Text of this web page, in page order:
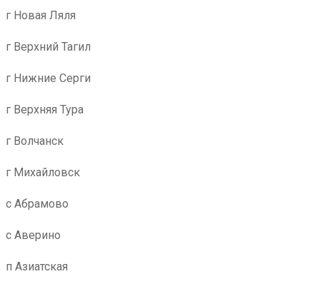
г Новая Ляля
г Верхний Тагил
г Нижние Серги
г Верхняя Тура
г Волчанск
г Михайловск
с Абрамово
с Аверино
п Азиатская